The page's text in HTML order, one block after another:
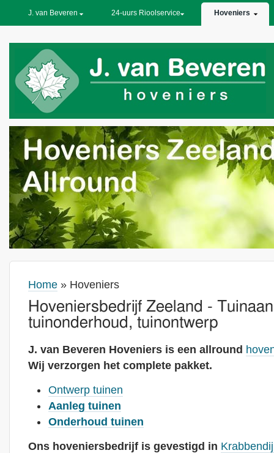
J. van Beveren 24-uurs Rioolservice Hoveniers
Home » Hoveniers
Hoveniersbedrijf Zeeland -
tuinonderhoud, tuinontwerp
J. van Beveren Hoveniers is een allround
Wij verzorgen het complete pakket.
Ontwerp tuinen
Aanleg tuinen
Onderhoud tuinen
Ons hoveniersbedrijf is gevestigd in